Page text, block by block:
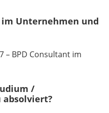
Unternehmen und
– BPD Consultant im
/
absolviert?